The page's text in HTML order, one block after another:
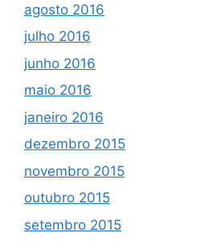
agosto 2016
julho 2016
junho 2016
maio 2016
janeiro 2016
dezembro 2015
novembro 2015
outubro 2015
setembro 2015